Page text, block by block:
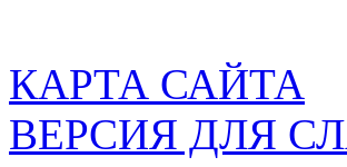
КАРТА САЙТА
ВЕРСИЯ ДЛЯ